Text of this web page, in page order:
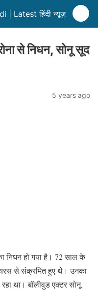
| Latest हिंदी न्यूज़
से निधन, सोनू सूद
5 years ago
निधन हो गया है। 72 साल के
से संक्रमित हुए थे। उनका
था। बॉलीवुड एक्टर सोनू